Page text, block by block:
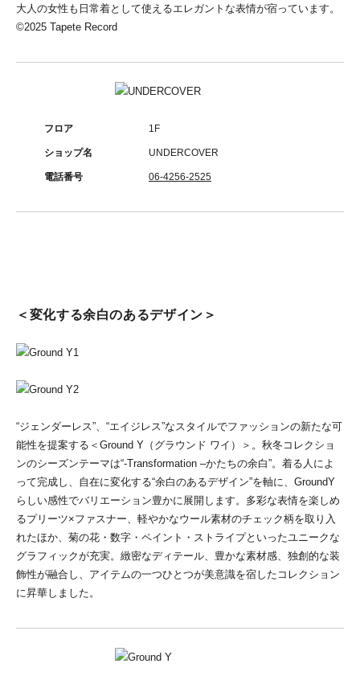
大人の女性も日常着として使えるエレガントな表情が宿っています。
©︎2025 Tapete Record
フロア 1F
ショップ名 UNDERCOVER
電話番号 06-4256-2525
＜変化する余白のあるデザイン＞
“ジェンダーレス”、“エイジレス”なスタイルでファッションの新たな可
能性を提案する＜Ground Y（グラウンド ワイ）＞。秋冬コレクショ
ンのシーズンテーマは“-Transformation –かたちの余白”。着る人によ
って完成し、自在に変化する“余白のあるデザイン”を軸に、GroundY
らしい感性でバリエーション豊かに展開します。多彩な表情を楽しめ
るプリーツ×ファスナー、軽やかなウール素材のチェック柄を取り入
れたほか、菊の花・数字・ペイント・ストライプといったユニークな
グラフィックが充実。緻密なディテール、豊かな素材感、独創的な装
飾性が融合し、アイテムの一つひとつが美意識を宿したコレクション
に昇華しました。